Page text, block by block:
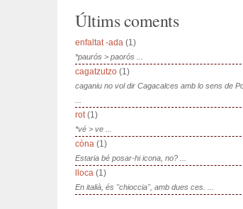
Últims coments
enfaltat -ada (1)
*paurós > paorós ...
cagatzutzo (1)
caganiu no vol dir Cagacalces amb lo sens de
rot(1)
*vé > ve ...
còna (1)
Estaria bé posar-hi icona, no? ...
lloca (1)
En italià, és "chioccia", amb dues ces. ...